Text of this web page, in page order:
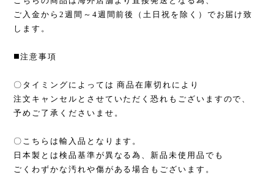
ご入金から2週間～4週間前後（土日祝を除く）でお届け致
します。
◼️注意事項
〇タイミングによっては 商品在庫切れにより
注文キャンセルとさせていただく恐れもございますので、
予めご了承くださいませ。
〇こちらは輸入品となります。
日本製とは検品基準が異なる為、新品未使用品でも
ごくわずかな汚れや傷がある場合もございます。